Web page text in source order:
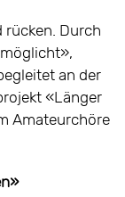
rücken. Durch
an der
«Länger
Amateurchöre